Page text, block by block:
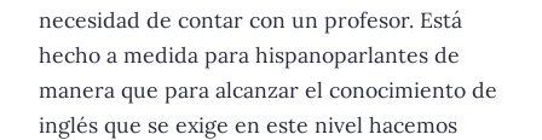
necesidad de contar con un profesor. Está
hecho a medida para hispanoparlantes de
manera que para alcanzar el conocimiento de
inglés que se exige en este nivel hacemos